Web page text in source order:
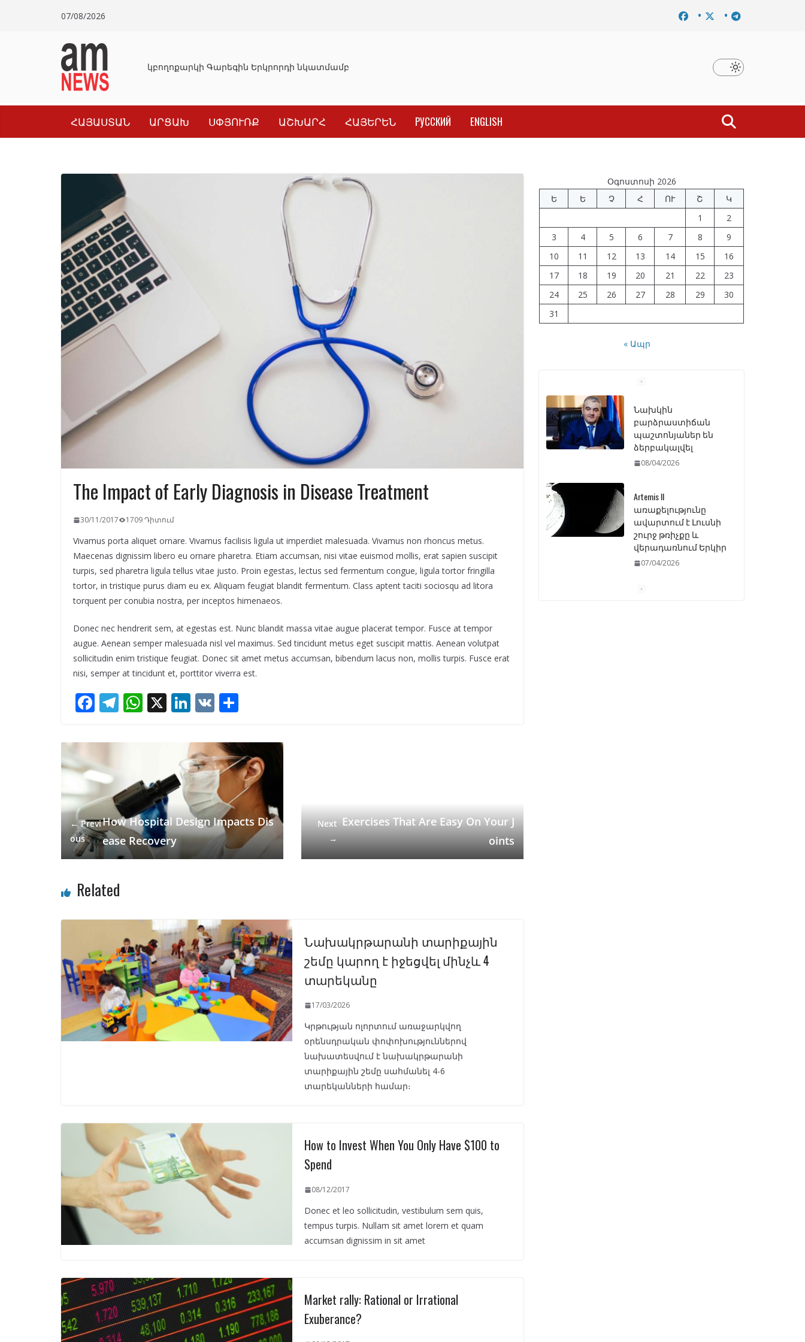
07/08/2026
Դատախազությունը կբողոքարկի Գարեգին Երկրորդի նկատմամբ սահմանափակման վերացման որոշումը Նախկին բարձրաստիճան պաշտոնյաներ են ձերբակալվել
ՀԱՅԱՍՏԱՆ ԱՐՑԱԽ ՍՓՅՈՒՌՔ ԱՇԽԱՐՀ ՀԱՅԵՐԵՆ РУССКИЙ ENGLISH
The Impact of Early Diagnosis in Disease Treatment
30/11/2017 1709 Դիտում
Vivamus porta aliquet ornare. Vivamus facilisis ligula ut imperdiet malesuada. Vivamus non rhoncus metus.
Maecenas dignissim libero eu ornare pharetra. Etiam accumsan, nisi vitae euismod mollis, erat sapien suscipit
turpis, sed pharetra ligula tellus vitae justo. Proin egestas, lectus sed fermentum congue, ligula tortor fringilla
tortor, in tristique purus diam eu ex. Aliquam feugiat blandit fermentum. Class aptent taciti sociosqu ad litora
torquent per conubia nostra, per inceptos himenaeos.
Donec nec hendrerit sem, at egestas est. Nunc blandit massa vitae augue placerat tempor. Fusce at tempor
augue. Aenean semper malesuada nisl vel maximus. Sed tincidunt metus eget suscipit mattis. Aenean volutpat
sollicitudin enim tristique feugiat. Donec sit amet metus accumsan, bibendum lacus non, mollis turpis. Fusce erat
nisi, semper at tincidunt et, porttitor viverra est.
F
e
b
o
o
k
T
e
m
W
A
p
p
X Li
k
e
dI
n
V
ar
e
← Previ
ous
How Hospital Design Impacts Dis
ease Recovery
Next
→
Exercises That Are Easy On Your J
oints
Related
Նախակրթարանի տարիքային
շեմը կարող է իջեցվել մինչև 4
տարեկանը
17/03/2026
Կրթության ոլորտում առաջարկվող
օրենսդրական փոփոխություններով
նախատեսվում է նախակրթարանի
տարիքային շեմը սահմանել 4-6
տարեկանների համար։
How to Invest When You Only Have $100 to
Spend
08/12/2017
Donec et leo sollicitudin, vestibulum sem quis,
tempus turpis. Nullam sit amet lorem et quam
accumsan dignissim in sit amet
Market rally: Rational or Irrational
Exuberance?
Օգոստոսի 2026
Ե
Ե Չ Հ ՈՒ Շ
Կ
1
2
3
4 5 6 7 8
9
10
11 12 13 14 15
16
17
18 19 20 21 22
23
24
25 26 27 28 29
30
31
« Ապր
Նախկին
բարձրաստիճան
պաշտոնյաներ են
ձերբակալվել
08/04/2026
Artemis II
առաքելությունը
ավարտում է Լուսնի
շուրջ թռիչքը և
վերադառնում Երկիր
07/04/2026